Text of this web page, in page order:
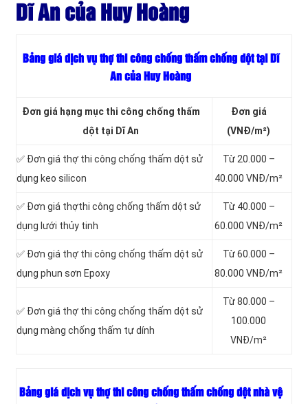
Dĩ An của Huy Hoàng
Bảng giá dịch vụ thợ thi công chống thấm chống dột tại Dĩ
An của Huy Hoàng
Đơn giá hạng mục thi công chống thấm
dột tại Dĩ An
Đơn giá
(VNĐ/m²)
✅ Đơn giá thợ thi công chống thấm dột sử
dụng keo silicon
Từ 20.000 –
40.000 VNĐ/m²
✅ Đơn giá thợthi công chống thấm dột sử
dụng lưới thủy tinh
Từ 40.000 –
60.000 VNĐ/m²
✅ Đơn giá thợ thi công chống thấm dột sử
dụng phun sơn Epoxy
Từ 60.000 –
80.000 VNĐ/m²
✅ Đơn giá thợ thi công chống thấm dột sử
dụng màng chống thấm tự dính
Từ 80.000 –
100.000
VNĐ/m²
Bảng giá dịch vụ thợ thi công chống thấm chống dột nhà vệ